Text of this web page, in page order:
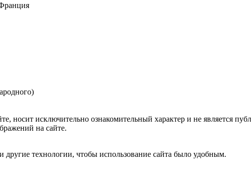
носит исключительно ознакомительный характер и не является
на сайте.
другие технологии, чтобы использование сайта было удобным.